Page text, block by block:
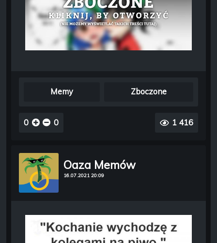
Memy Zboczone
0 0 1 416
Oaza Memów
16.07.2021 20:09